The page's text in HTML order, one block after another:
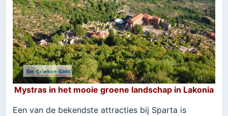
Mystras in het mooie groene landschap in Lakonia
Een van de bekendste attracties bij Sparta is